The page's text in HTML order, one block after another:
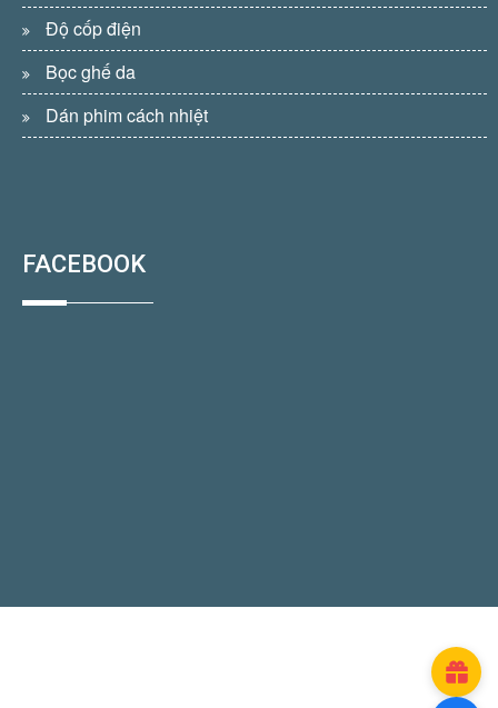
Độ cốp điện
Bọc ghế da
Dán phim cách nhiệt
FACEBOOK